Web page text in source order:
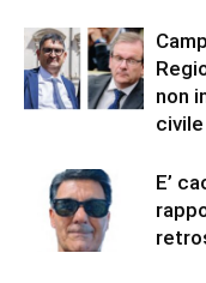
non
civile
E’